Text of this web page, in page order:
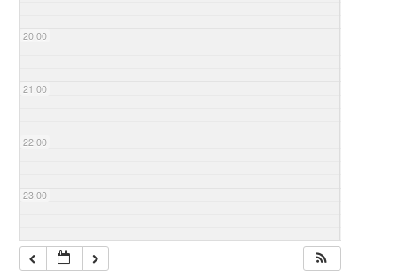
20:00
21:00
22:00
23:00